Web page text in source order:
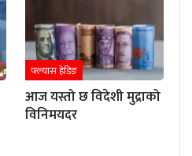
फ्ल्यास हेडिङ
आज यस्तो छ विदेशी मुद्राको
विनिमयदर